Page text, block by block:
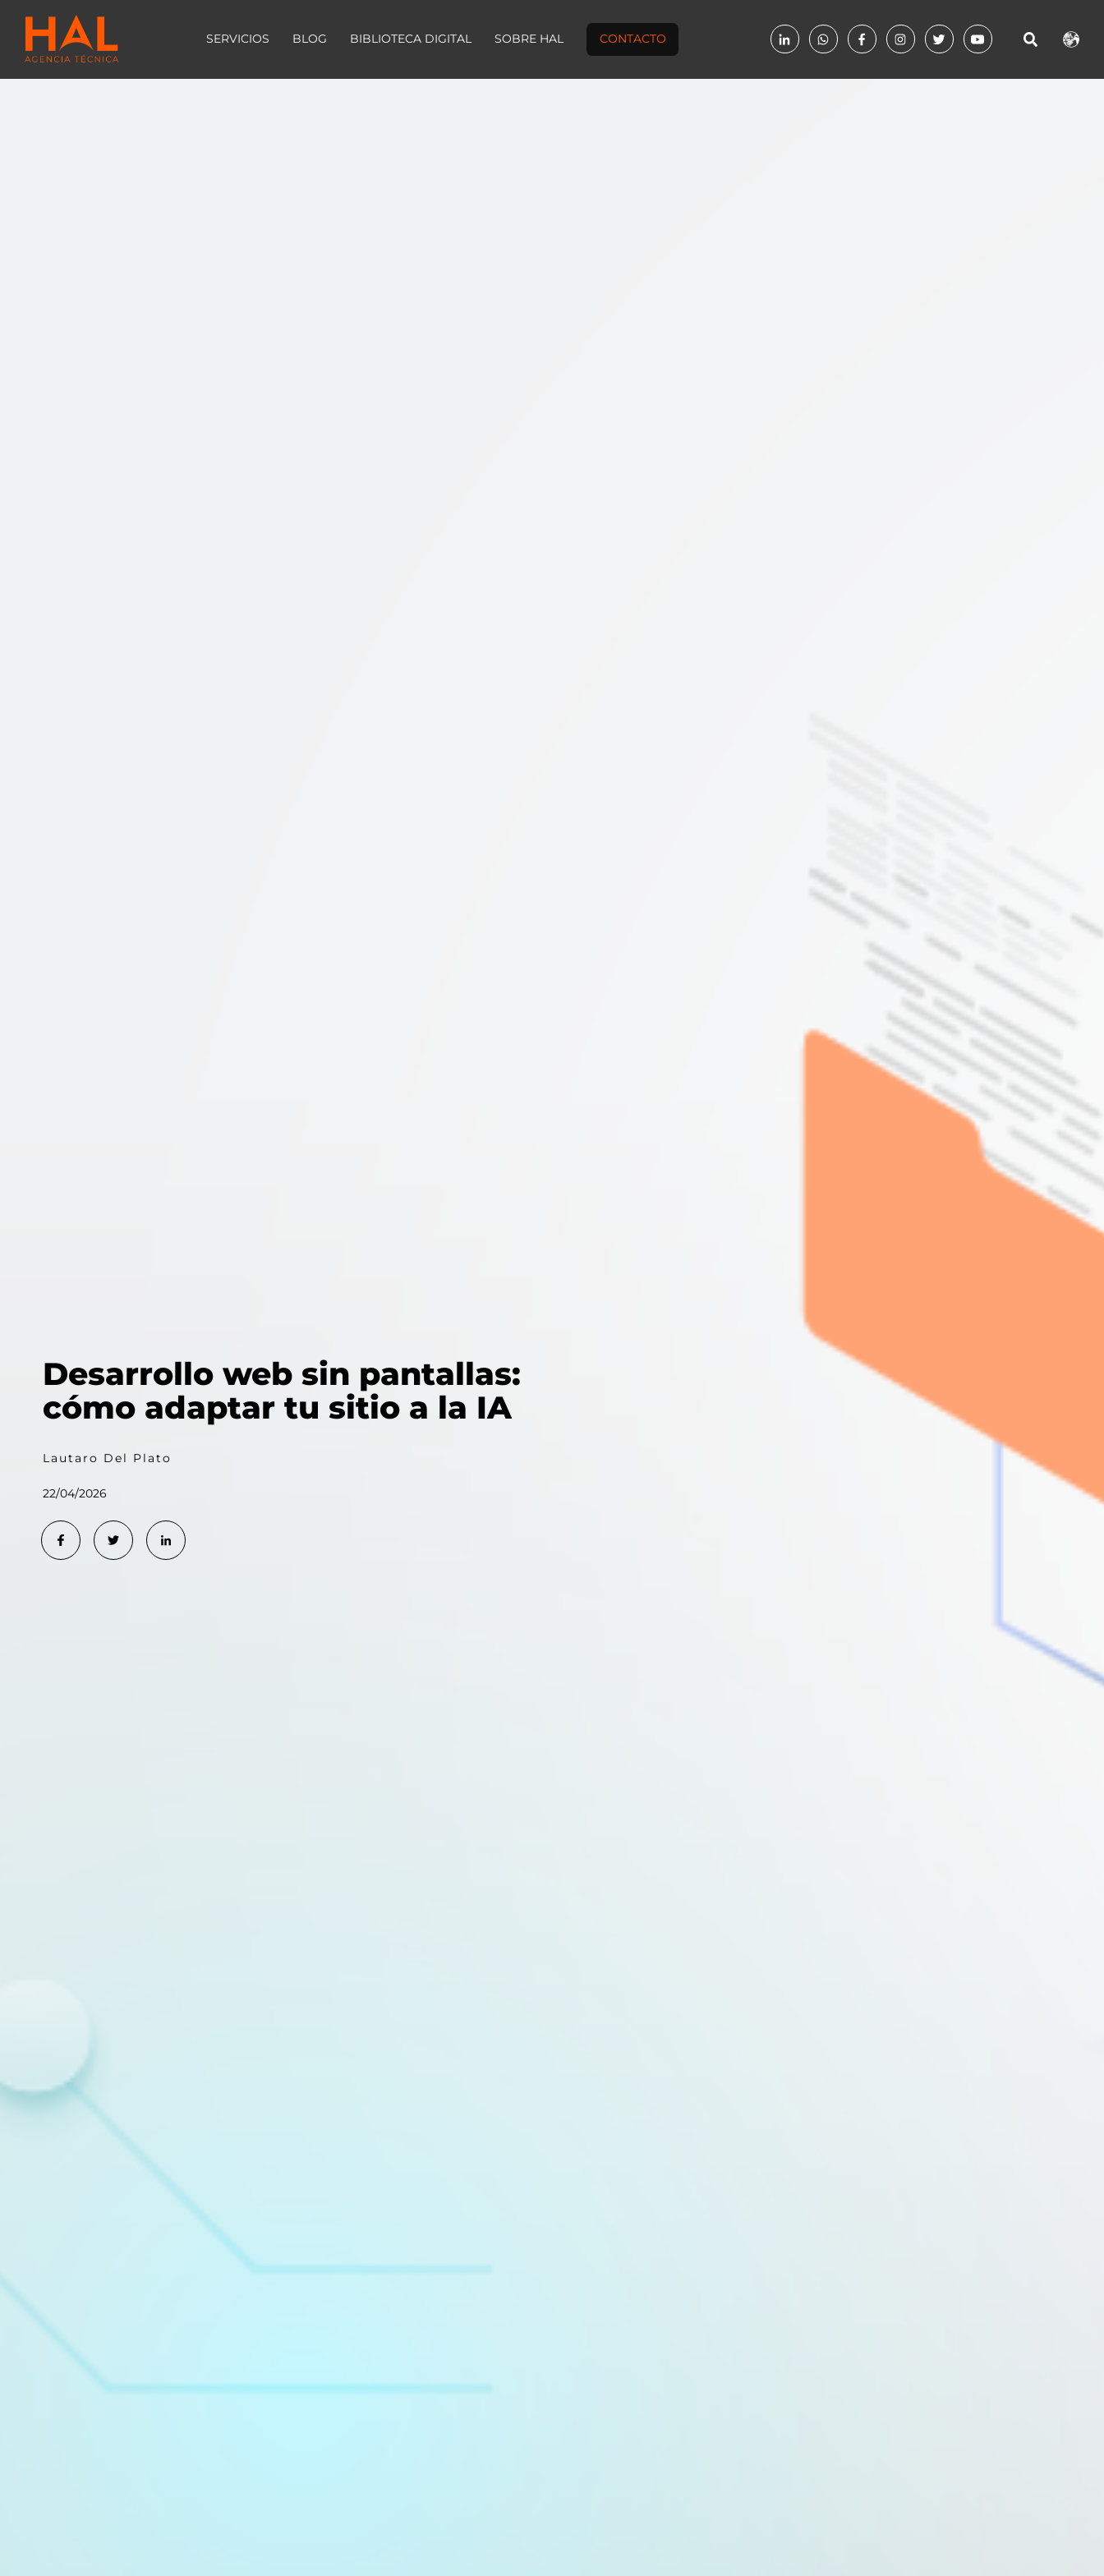
SERVICIOS BLOG BIBLIOTECA DIGITAL SOBRE HAL CONTACTO
Desarrollo web sin pantallas:
cómo adaptar tu sitio a la IA
Lautaro Del Plato
22/04/2026